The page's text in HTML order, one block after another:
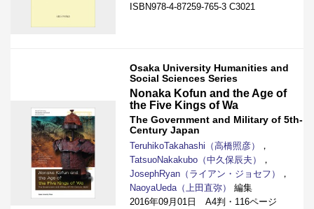
ISBN978-4-87259-765-3 C3021
Osaka University Humanities and
Social Sciences Series
Nonaka Kofun and the Age of
the Five Kings of Wa
The Government and Military of 5th-
Century Japan
TeruhikoTakahashi（高橋照彦）
，
TatsuoNakakubo（中久保辰夫）
，
JosephRyan（ライアン・ジョセフ）
，
NaoyaUeda（上田直弥）
編集
2016年09月01日 A4判・116ページ